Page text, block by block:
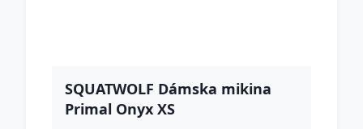
SQUATWOLF Dámska mikina
Primal Onyx XS